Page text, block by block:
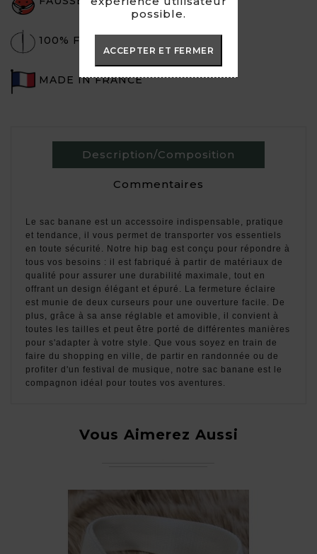
possible.
ACCEPTER ET FERMER
100% FAIT-MAIN
MADE IN FRANCE
Description/Composition
Commentaires
Le sac banane est un accessoire indispensable, pratique
et tendance, il vous permet de transporter vos essentiels
en toute sécurité. Notre hip bag est conçu pour répondre à
tous vos besoins : il est fabriqué à partir de matériaux de
qualité pour assurer une durabilité maximale, tout en
offrant un design élégant et épuré. La fermeture éclaire
est munie de deux curseurs pour une ouverture facile. De
plus, grâce à sa anse réglable et amovible, il convient à
toutes les tailles et peut être porté de différentes manières
pour s'adapter à votre style. Que vous soyez en train de
faire du shopping en ville, de partir en randonnée ou de
profiter d'un festival de musique, notre sac banane est le
compagnon idéal pour toutes vos aventures.
Vous Aimerez Aussi